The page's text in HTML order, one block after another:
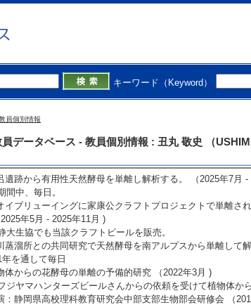
キーワード（Keyword）
員個別情報
データベース - 教員個別情報 : 丑丸 敬史 （
「家康公クラフト」宗家へ初献上 (2025年6月21日)
康ゆかりの寺社仏閣から有用性天然酵母を単離提供して完
徳川みらい学会にて）。
アルプスから単離した有用性天然酵母を提供してのウイス
フエムしみず
南アルプス エコパーク登録10周年 (2024年6月9日)
岡大学と十山株式会社が手がけたウイスキーの原酒が会場で
岡新聞
遺跡から有用性天然酵母を単離し解析する。 （2025年7月 -
間中、毎日。
イブリューイングに家康公クラフトプロジェクトで単離さ
年5月 - 2025年11月 )
大生協でも当該クラフトビールを販売。
蒸溜所との共同研究で天然酵母を南アルプスから単離して
を通して毎日
体からの花酵母の単離の予備的研究 （2022年3月 )
ジヤマハンターズビールさんからの依頼を受けて植物体か
：静岡県高校理科教育研究会中部支部生物部会研修会 （